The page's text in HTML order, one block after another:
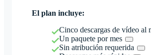
El plan incluye:
Cinco descargas de vídeo al
Un paquete por mes
Sin atribución requerida